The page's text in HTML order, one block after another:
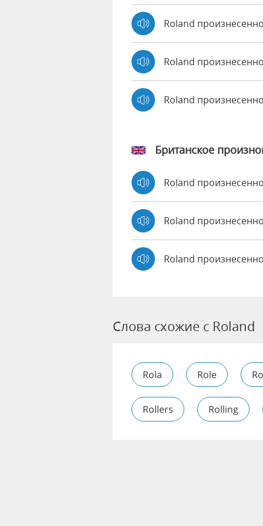
Roland
Roland
Roland
Британское
Roland
Roland
Roland
Слова схожие с Roland
Rola Role
Rollers Rolling